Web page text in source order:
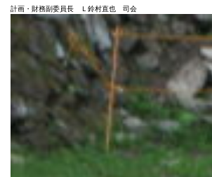
計画・財務副委員長 Ｌ鈴村直也 司会